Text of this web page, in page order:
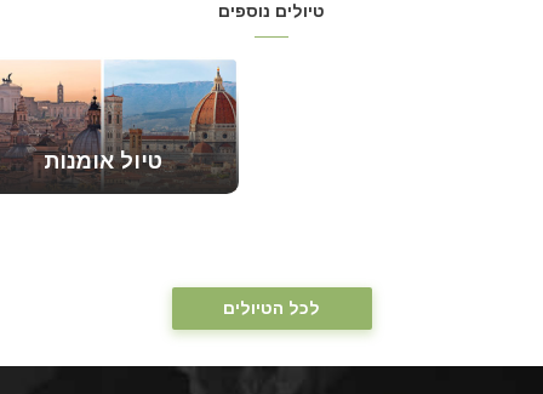
טיולים נוספים
ודרום איטליה
טיול אומנות
לכל הטיולים